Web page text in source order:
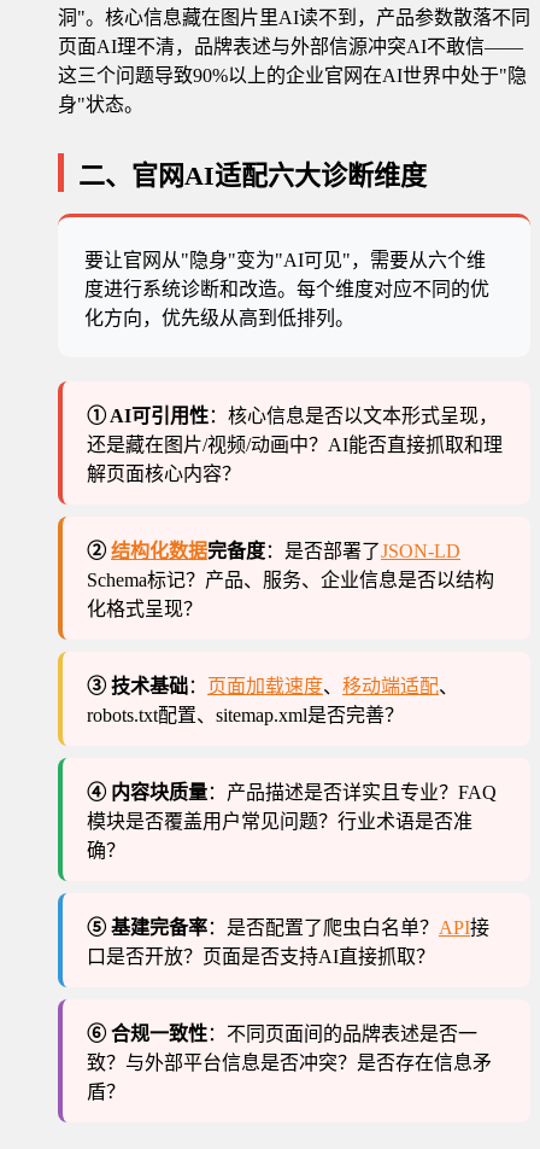
洞"。核心信息藏在图片里AI读不到，产品参数散落不同
页面AI理不清，品牌表述与外部信源冲突AI不敢信——
这三个问题导致90%以上的企业官网在AI世界中处于"隐
身"状态。
二、官网AI适配六大诊断维度
要让官网从"隐身"变为"AI可见"，需要从六个维
度进行系统诊断和改造。每个维度对应不同的优
化方向，优先级从高到低排列。
① AI可引用性：核心信息是否以文本形式呈现，
还是藏在图片/视频/动画中？AI能否直接抓取和理
解页面核心内容？
② 结构化数据完备度：是否部署了JSON-LD
Schema标记？产品、服务、企业信息是否以结构
化格式呈现？
③ 技术基础： 页面加载速度、 移动端适配、
robots.txt配置、sitemap.xml是否完善？
④ 内容块质量：产品描述是否详实且专业？FAQ
模块是否覆盖用户常见问题？行业术语是否准
确？
⑤ 基建完备率：是否配置了爬虫白名单？ API接
口是否开放？页面是否支持AI直接抓取？
⑥ 合规一致性：不同页面间的品牌表述是否一
致？与外部平台信息是否冲突？是否存在信息矛
盾？